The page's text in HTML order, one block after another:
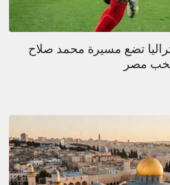
تضع مسيرة محمد صلاح
مصر